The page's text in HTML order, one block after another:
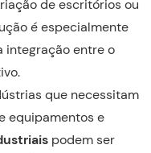
de escritórios ou
é especialmente
integração entre o
que necessitam
equipamentos e
podem ser